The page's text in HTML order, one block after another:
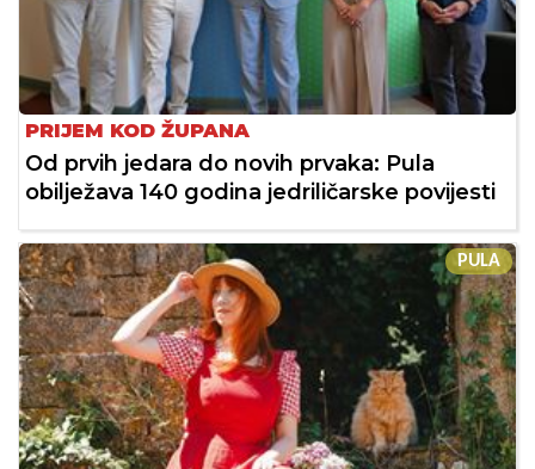
PRIJEM KOD ŽUPANA
Od prvih jedara do novih prvaka: Pula
obilježava 140 godina jedriličarske povijesti
PULA